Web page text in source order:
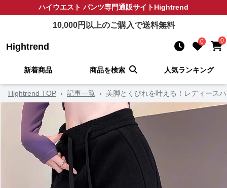
ハイウエスト パンツ専門通販サイトHightrend
10,000円以上のご購入で送料無料
Hightrend 0 0
新着商品 商品を検索 人気ランキング
Hightrend TOP › 記事一覧 › 美脚とくびれを叶える！レディース